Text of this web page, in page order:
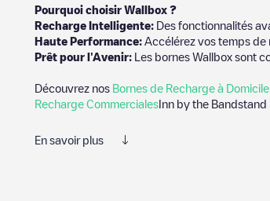
Pourquoi choisir Wallbox ?
Recharge Intelligente: Des fonctionnalités
Haute Performance: Accélérez vos temps de
Prêt pour l'Avenir:
Les bornes Wallbox sont
Découvrez nos Bornes de Recharge à Domicile
Recharge Commerciales Inn by the Bandstand
En savoir plus